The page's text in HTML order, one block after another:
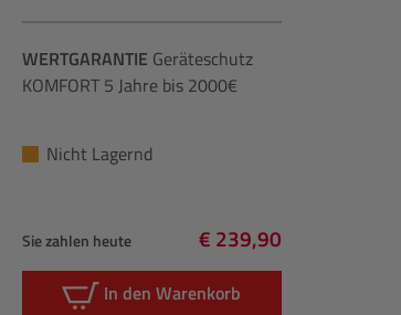
WERTGARANTIE Geräteschutz
KOMFORT 5 Jahre bis 2000€
Nicht Lagernd
Sie zahlen heute
Regulärer Preis:
€ 239,90
In den Warenkorb